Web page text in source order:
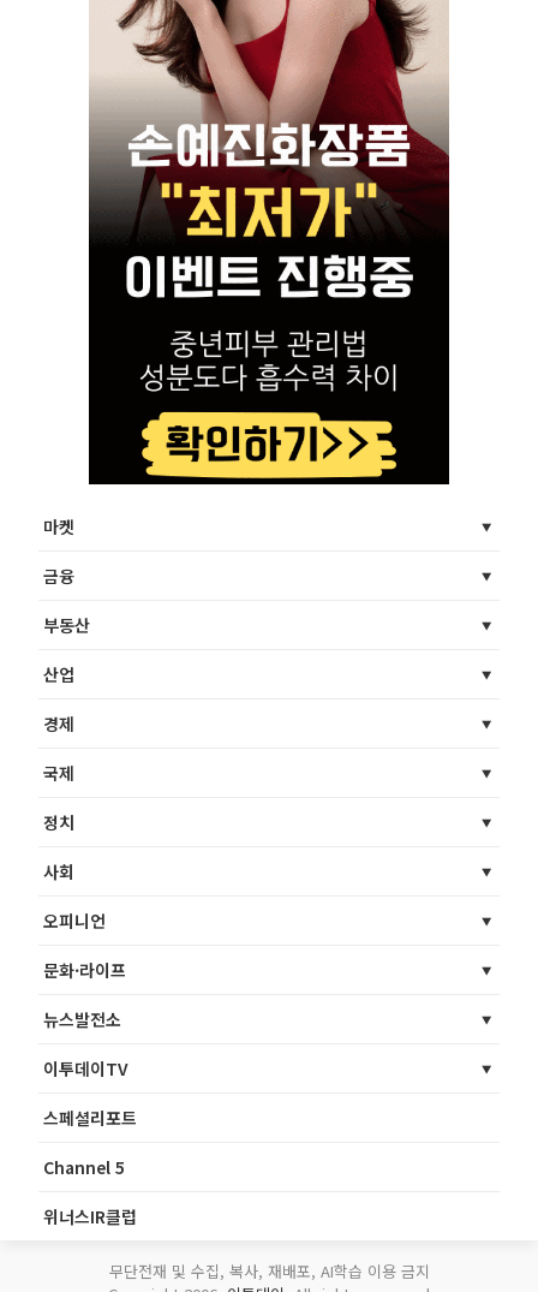
마켓
금융
부동산
산업
경제
국제
정치
사회
오피니언
문화·라이프
뉴스발전소
이투데이TV
스페셜리포트
Channel 5
위너스IR클럽
무단전재 및 수집, 복사, 재배포, AI학습 이용 금지